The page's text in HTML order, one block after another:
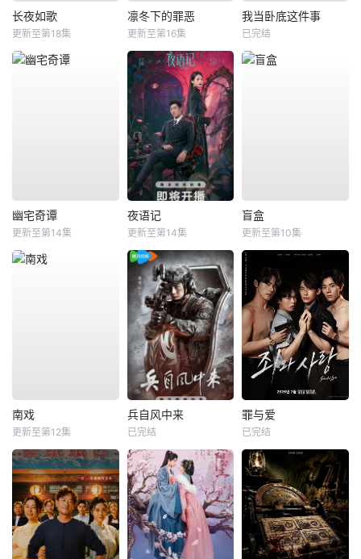
长夜如歌
更新至第18集
凛冬下的罪恶
更新至第16集
我当卧底这件事
已完结
幽宅奇谭
更新至第14集
夜语记
更新至第14集
盲盒
更新至第10集
南戏
更新至第12集
兵自风中来
已完结
罪与爱
已完结